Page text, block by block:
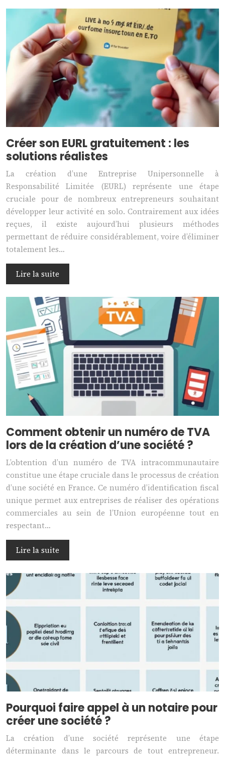
Créer son EURL gratuitement : les
solutions réalistes
La création d’une Entreprise Unipersonnelle à
Responsabilité Limitée (EURL) représente une étape
cruciale pour de nombreux entrepreneurs souhaitant
développer leur activité en solo. Contrairement aux idées
reçues, il existe aujourd’hui plusieurs méthodes
permettant de réduire considérablement, voire d’éliminer
totalement les…
Lire la suite
Comment obtenir un numéro de TVA
lors de la création d’une société ?
L’obtention d’un numéro de TVA intracommunautaire
constitue une étape cruciale dans le processus de création
d’une société en France. Ce numéro d’identification fiscal
unique permet aux entreprises de réaliser des opérations
commerciales au sein de l’Union européenne tout en
respectant…
Lire la suite
Pourquoi faire appel à un notaire pour
créer une société ?
La création d’une société représente une étape
déterminante dans le parcours de tout entrepreneur.